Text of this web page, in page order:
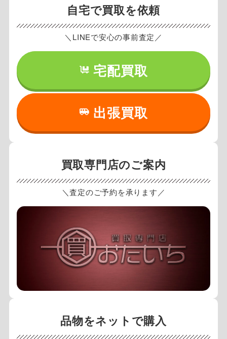
自宅で買取を依頼
＼LINEで安心の事前査定／
宅配買取
出張買取
買取専門店のご案内
＼査定のご予約を承ります／
品物をネットで購入